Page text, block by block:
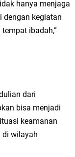
hanya menjaga
dengan kegiatan
ibadah,”
dari
bisa menjadi
keamanan
di wilayah